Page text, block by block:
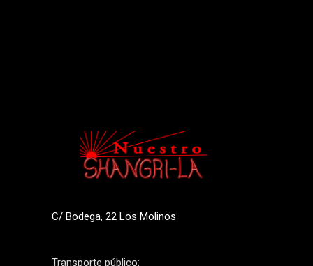
C/ Bodega, 22 Los Molinos
Transporte público: